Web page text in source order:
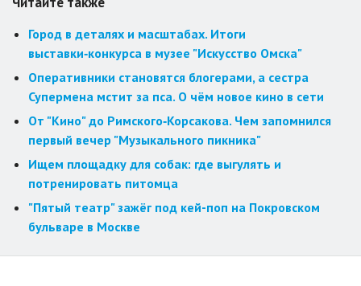
Город в деталях и масштабах. Итоги
выставки‑конкурса в музее "Искусство Омска"
Оперативники становятся блогерами, а сестра
Супермена мстит за пса. О чём новое кино в сети
От "Кино" до Римского‑Корсакова. Чем запомнился
первый вечер "Музыкального пикника"
Ищем площадку для собак: где выгулять и
потренировать питомца
"Пятый театр" зажёг под кей-поп на Покровском
бульваре в Москве